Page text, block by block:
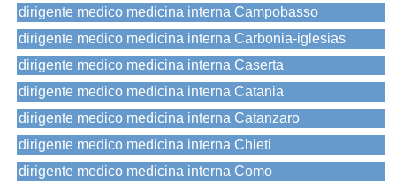
dirigente medico medicina interna Campobasso
dirigente medico medicina interna Carbonia-iglesias
dirigente medico medicina interna Caserta
dirigente medico medicina interna Catania
dirigente medico medicina interna Catanzaro
dirigente medico medicina interna Chieti
dirigente medico medicina interna Como